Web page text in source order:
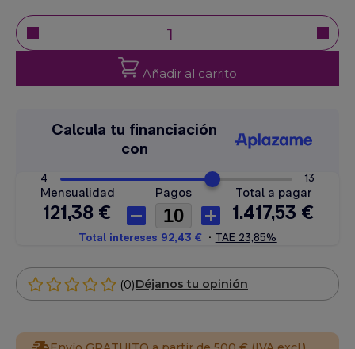
Añadir al carrito
(0)Déjanos tu opinión